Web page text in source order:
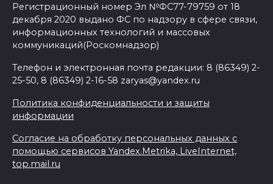
Регистрационный номер Эл №ФС77-79759 от 18
декабря 2020 выдано ФС по надзору в сфере связи,
информационных технологий и массовых
коммуникаций(Роскомнадзор)
Телефон и электронная почта редакции: 8 (86349) 2-
25-50, 8 (86349) 2-16-58 zaryas@yandex.ru
Политика конфиденциальности и защиты
информации
Согласие на обработку персональных данных с
помощью сервисов Yandex.Metrika, LiveInternet,
top.mail.ru